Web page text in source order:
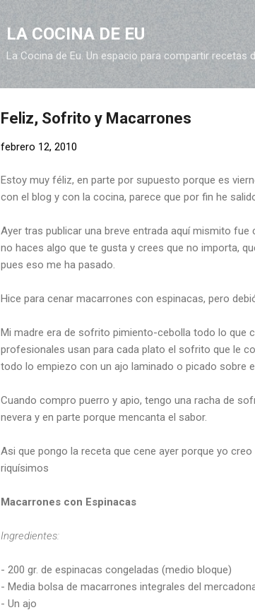
LA COCINA DE EU
La Cocina de Eu. Un espacio para compartir
Feliz, Sofrito y Macarrones
febrero 12, 2010
Estoy muy féliz, en parte por supuesto porque es
con el blog y con la cocina, parece que por fin he
Ayer tras publicar una breve entrada aquí mismito
no haces algo que te gusta y crees que no importa,
pues eso me ha pasado.
Hice para cenar macarrones con espinacas, pero
Mi madre era de sofrito pimiento-cebolla todo lo que
profesionales usan para cada plato el sofrito que le
todo lo empiezo con un ajo laminado o picado sobre
Cuando compro puerro y apio, tengo una racha de
nevera y en parte porque mencanta el sabor.
Asi que pongo la receta que cene ayer porque yo
riquísimos
Macarrones con Espinacas
Ingredientes:
- 200 gr. de espinacas congeladas (medio bloque)
- Media bolsa de macarrones integrales del
- Un ajo